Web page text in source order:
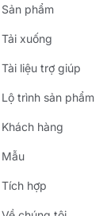
Sản phẩm
Tải xuống
Tài liệu trợ giúp
Lộ trình sản phẩm
Khách hàng
Mẫu
Tích hợp